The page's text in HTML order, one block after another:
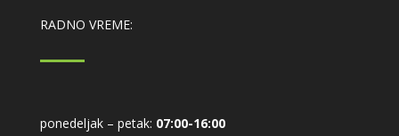
RADNO VREME:
ponedeljak – petak: 07:00-16:00